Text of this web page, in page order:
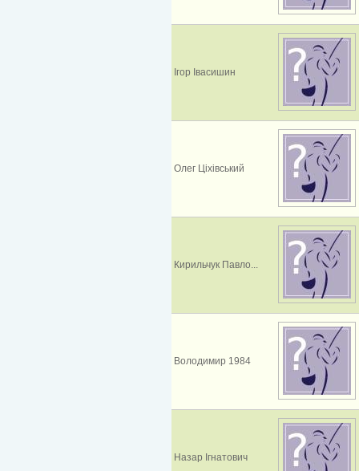
Ігор Івасишин
Олег Ціхівський
Кирильчук Павло...
Володимир 1984
Назар Ігнатович